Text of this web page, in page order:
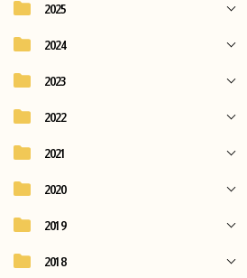
2025
2024
2023
2022
2021
2020
2019
2018